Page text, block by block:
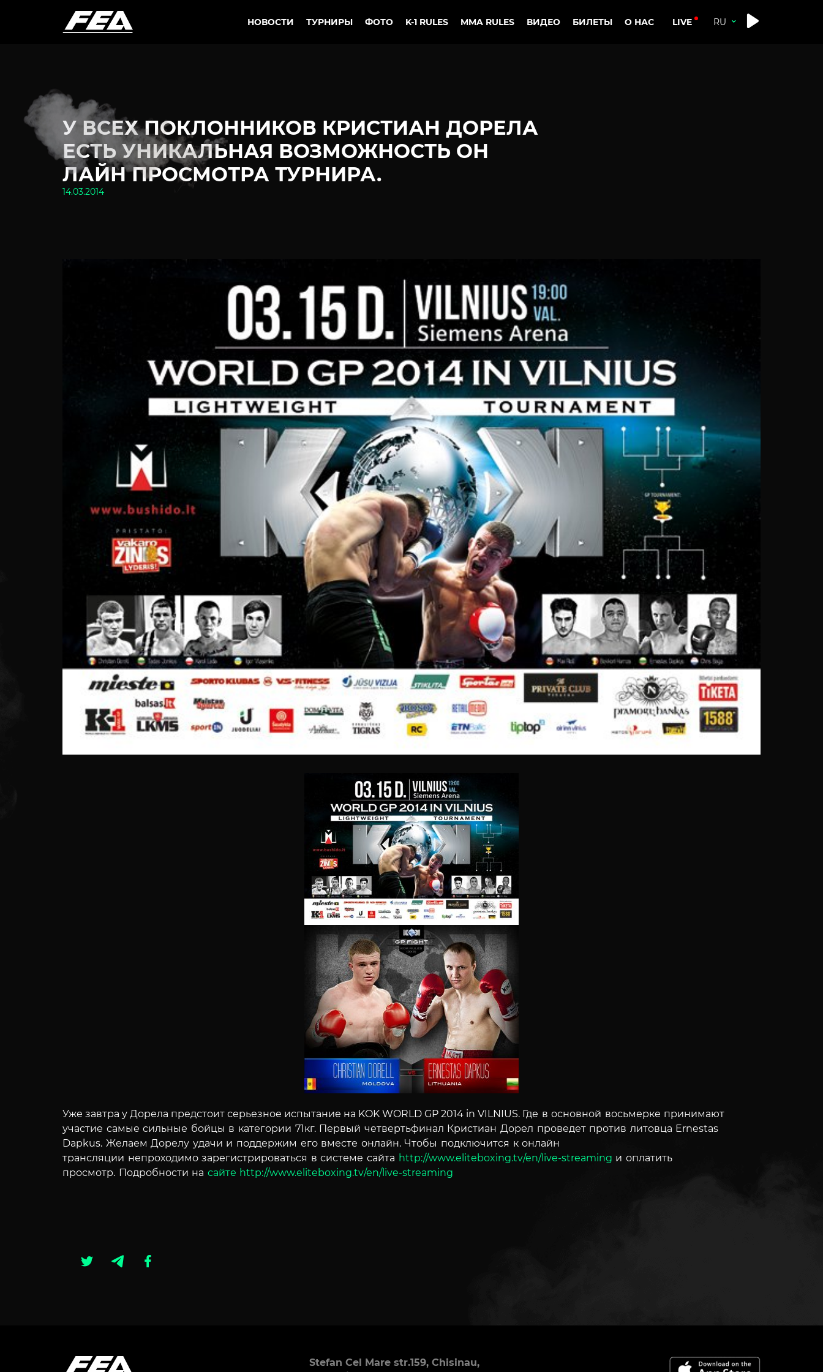
НОВОСТИ ТУРНИРЫ ФОТО K-1 RULES MMA RULES ВИДЕО БИЛЕТЫ О НАС LIVE
У ВСЕХ ПОКЛОННИКОВ КРИСТИАН ДОРЕЛА
ЕСТЬ УНИКАЛЬНАЯ ВОЗМОЖНОСТЬ ОН
ЛАЙН ПРОСМОТРА ТУРНИРА.
14.03.2014
Уже завтра у Дорела предстоит серьезное испытание на KOK WORLD GP 2014 in VILNIUS. Где в основной восьмерке принимают
участие самые сильные бойцы в категории 71кг. Первый четвертьфинал Кристиан Дорел проведет против литовца Ernestas
Dapkus. Желаем Дорелу удачи и поддержим его вместе онлайн. Чтобы подключится к онлайн
трансляции непроходимозарегистрироваться в системе сайта http://www.eliteboxing.tv/en/live-streaming и оплатить
просмотр. Подробности на сайте http://www.eliteboxing.tv/en/live-streaming
Stefan Cel Mare str.159, Chisinau,